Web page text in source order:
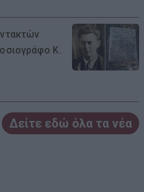
Κ.
Δείτε εδώ όλα τα νέα